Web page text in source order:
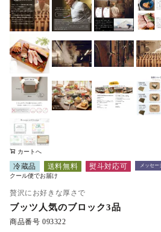
カートへ
冷蔵品 送料無料 熨斗対応可 メッセー
クール便でお届け
贅沢にお好きな厚さで
ブッツ人気のブロック3品
商品番号 093322